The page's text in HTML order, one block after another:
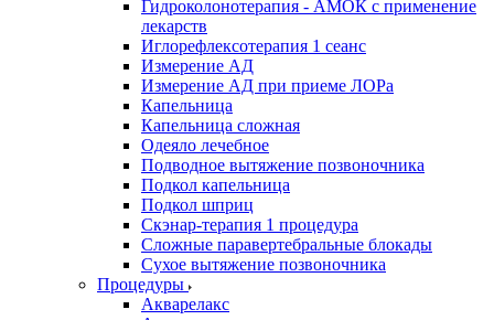
Гидроколонотерапия - АМОК с применение
лекарств
Иглорефлексотерапия 1 сеанс
Измерение АД
Измерение АД при приеме ЛОРа
Капельница
Капельница сложная
Одеяло лечебное
Подводное вытяжение позвоночника
Подкол капельница
Подкол шприц
Скэнар-терапия 1 процедура
Сложные паравертебральные блокады
Сухое вытяжение позвоночника
Процедуры
Акварелакс